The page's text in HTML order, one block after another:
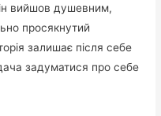
вийшов душевним,
просякнутий
залишає після себе
задуматися про себе